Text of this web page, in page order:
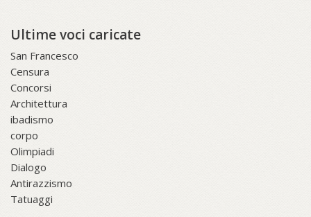
Ultime voci caricate
San Francesco
Censura
Concorsi
Architettura
ibadismo
corpo
Olimpiadi
Dialogo
Antirazzismo
Tatuaggi